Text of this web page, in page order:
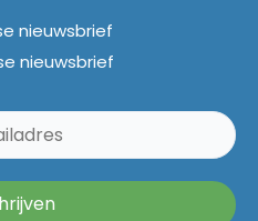
nieuwsbrief
nieuwsbrief